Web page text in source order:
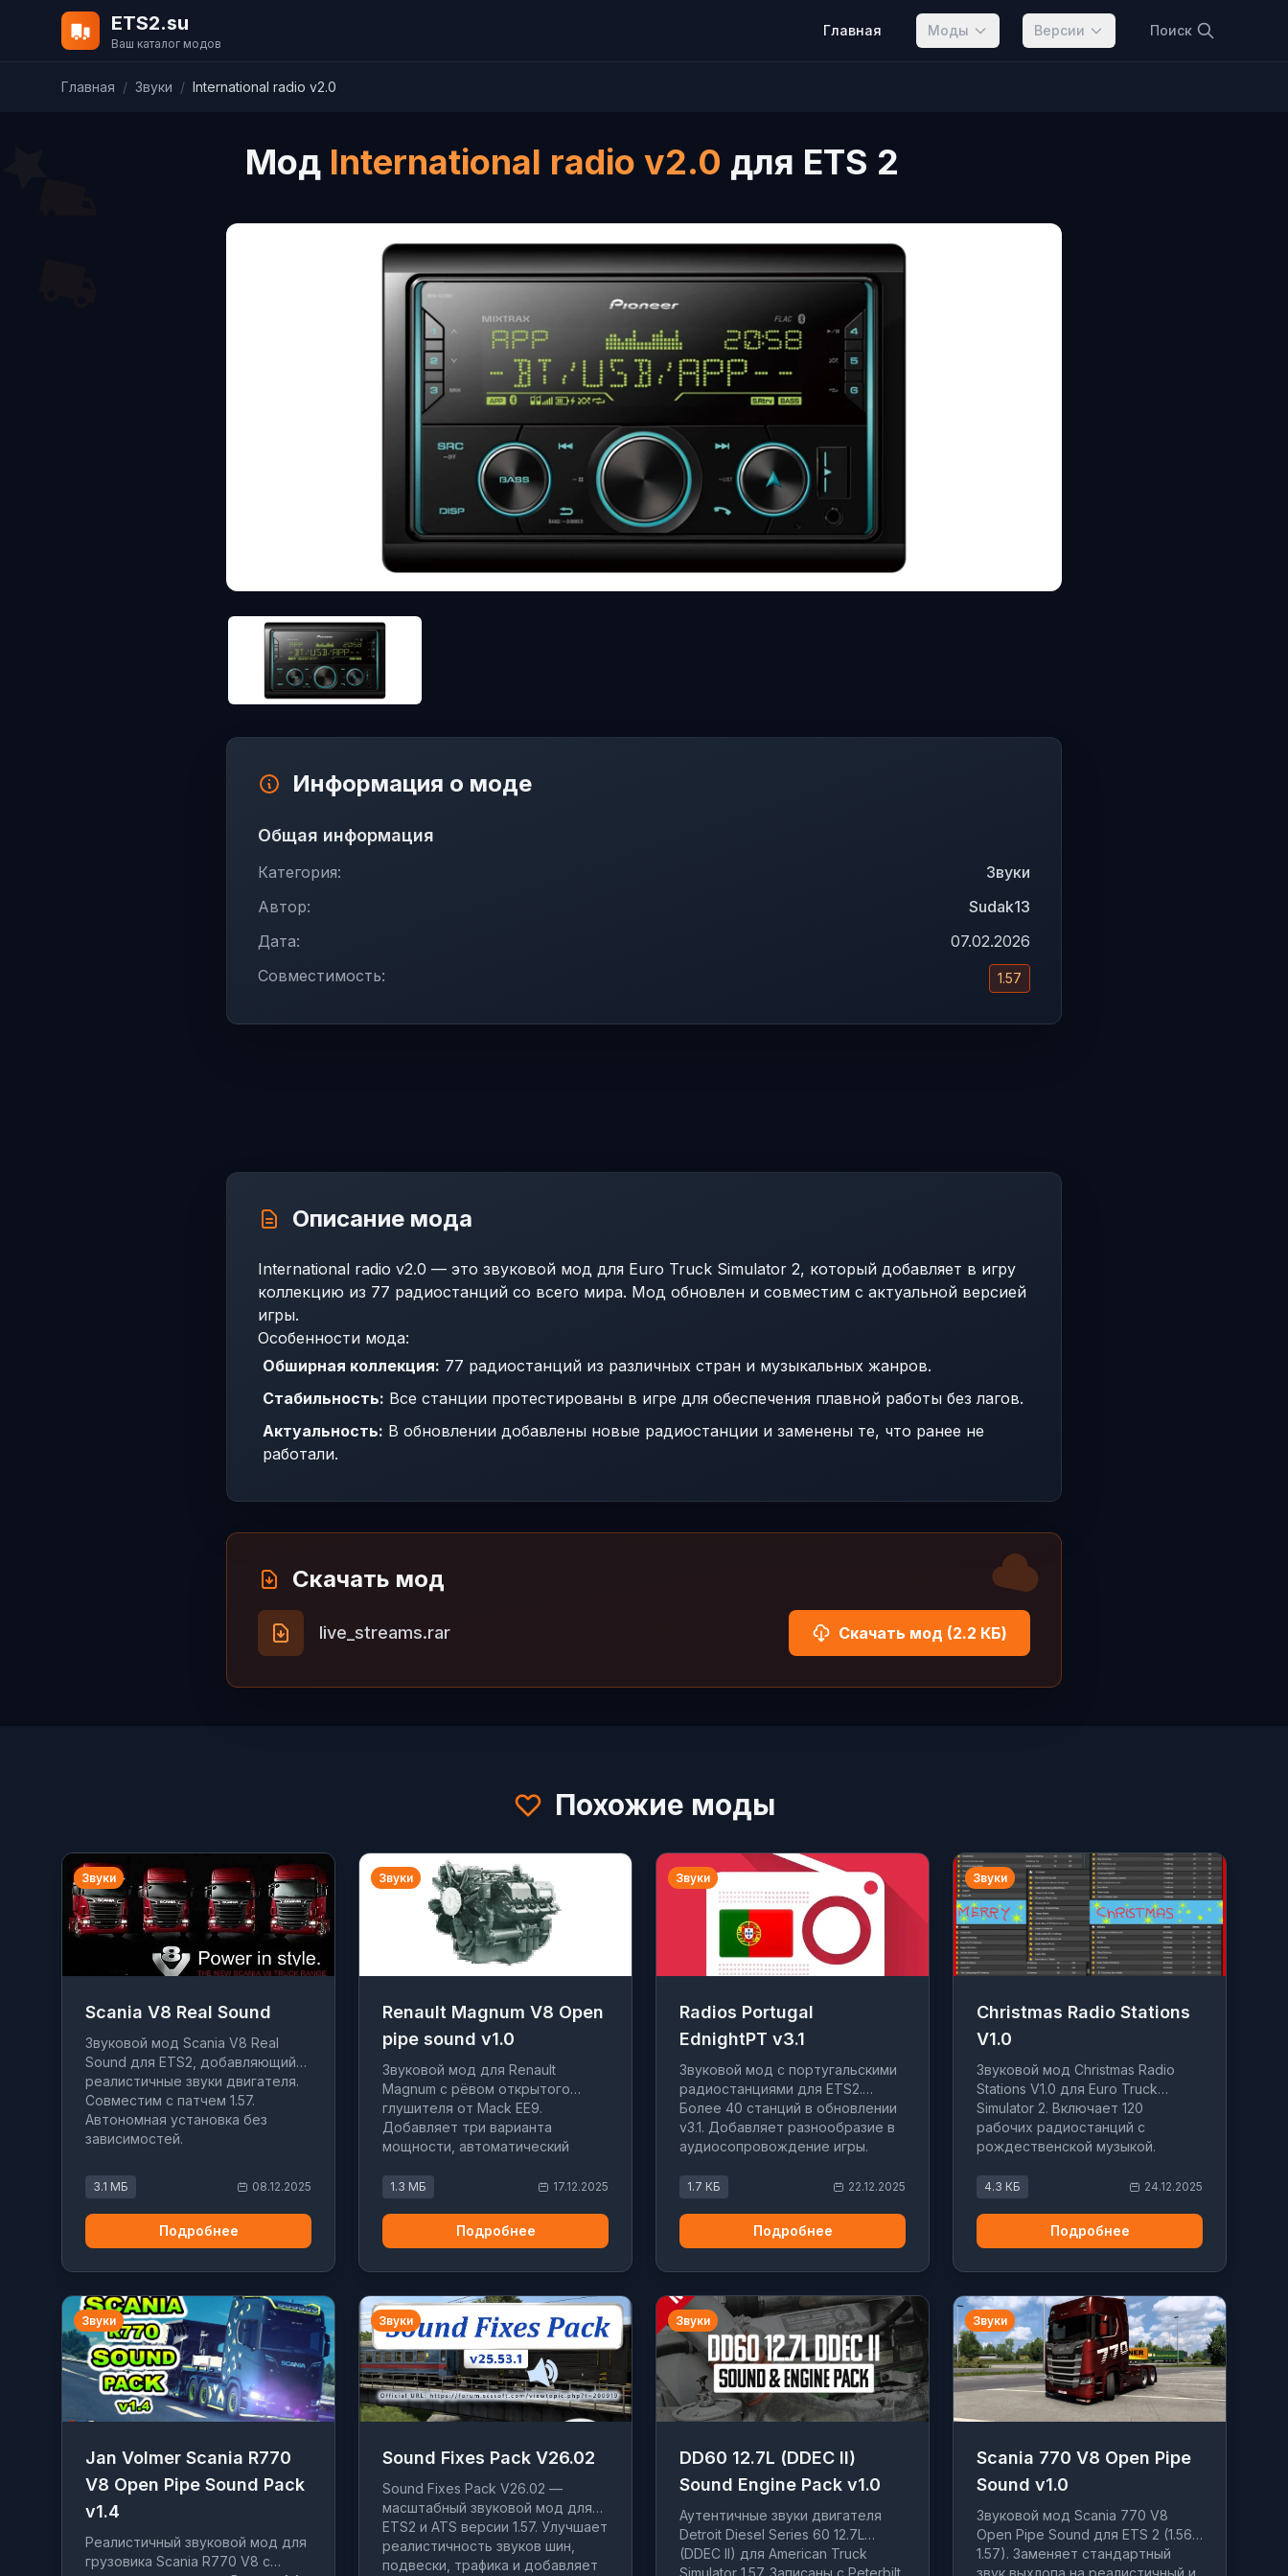
ETS2.su
Ваш каталог модов
Главная Моды Версии Поиск
Главная / Звуки / International radio v2.0
Мод International radio v2.0 для ETS 2
Информация о моде
Общая информация
Категория:
Звуки
Автор:
Sudak13
Дата:
07.02.2026
Совместимость:
1.57
Описание мода
International radio v2.0 — это звуковой мод для Euro Truck Simulator 2, который добавляет в игру
коллекцию из 77 радиостанций со всего мира. Мод обновлен и совместим с актуальной версией
игры.
Особенности мода:
Обширная коллекция: 77 радиостанций из различных стран и музыкальных жанров.
Стабильность: Все станции протестированы в игре для обеспечения плавной работы без лагов.
Актуальность: В обновлении добавлены новые радиостанции и заменены те, что ранее не
работали.
Скачать мод
live_streams.rar Скачать мод (2.2 КБ)
Похожие моды
Звуки
Scania V8 Real Sound
Звуковой мод Scania V8 Real
Sound для ETS2, добавляющий
реалистичные звуки двигателя.
Совместим с патчем 1.57.
Автономная установка без
зависимостей.
3.1 МБ 08.12.2025
Подробнее
Звуки
Renault Magnum V8 Open
pipe sound v1.0
Звуковой мод для Renault
Magnum с рёвом открытого
глушителя от Mack EE9.
Добавляет три варианта
мощности, автоматический
эффекты направленного звука.
1.3 МБ 17.12.2025
Подробнее
Звуки
Radios Portugal
EdnightPT v3.1
Звуковой мод с португальскими
радиостанциями для ETS2.
Более 40 станций в обновлении
v3.1. Добавляет разнообразие в
аудиосопровождение игры.
1.7 КБ 22.12.2025
Подробнее
Звуки
Christmas Radio Stations
V1.0
Звуковой мод Christmas Radio
Stations V1.0 для Euro Truck
Simulator 2. Включает 120
рабочих радиостанций с
рождественской музыкой.
4.3 КБ 24.12.2025
Подробнее
Звуки
Jan Volmer Scania R770
V8 Open Pipe Sound Pack
v1.4
Реалистичный звуковой мод для
грузовика Scania R770 V8 с
Звуки
Sound Fixes Pack V26.02
Sound Fixes Pack V26.02 —
масштабный звуковой мод для
ETS2 и ATS версии 1.57. Улучшает
реалистичность звуков шин,
подвески, трафика и добавляет
Звуки
DD60 12.7L (DDEC II)
Sound Engine Pack v1.0
Аутентичные звуки двигателя
Detroit Diesel Series 60 12.7L
(DDEC II) для American Truck
Звуки
Scania 770 V8 Open Pipe
Sound v1.0
Звуковой мод Scania 770 V8
Open Pipe Sound для ETS 2 (1.56,
1.57). Заменяет стандартный